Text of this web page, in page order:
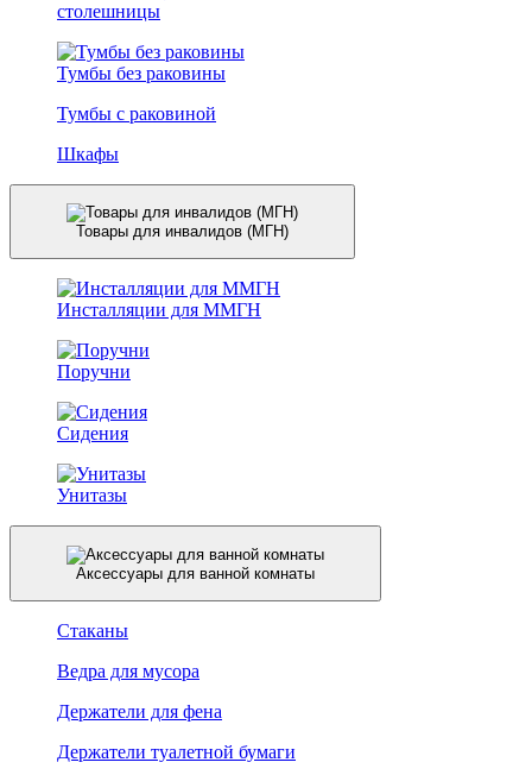
столешницы
Тумбы без раковины
Тумбы с раковиной
Шкафы
Товары для инвалидов (МГН)
Инсталляции для ММГН
Поручни
Сидения
Унитазы
Аксессуары для ванной комнаты
Стаканы
Ведра для мусора
Держатели для фена
Держатели туалетной бумаги